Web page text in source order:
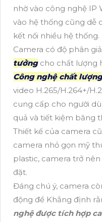
nhờ vào công nghệ IP
vào hệ thống cũng dễ
kết nối nhiều hệ thống.
Camera có độ phân
tưởngcho chất lượng
Công nghệ chất
video H.265/H.264+/
cung cấp cho người
quả và tiết kiệm băng
Thiết kế của camera
camera nhỏ gọn mỹ
plastic, camera trở
đặt.
Đáng chú ý, camera
động để Khẳng định
nghệ được tích hợp